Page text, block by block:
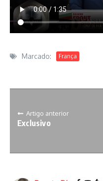
Marcado: França
Artigo anterior
Exclusivo